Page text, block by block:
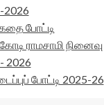
2026
போட்டி
ராமசாமி நினைவு
2026
போட்டி 2025-26